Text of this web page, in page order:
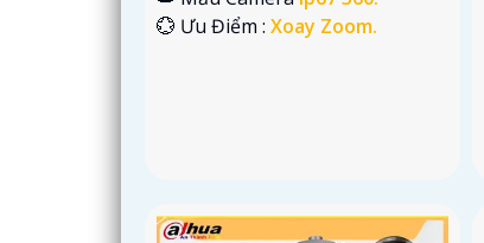
️💮 Ưu Điểm : Xoay Zoom.